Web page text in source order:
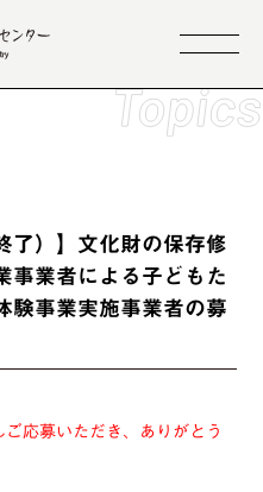
了）】文化財の保存修
事業者による子どもた
験事業実施事業者の募
ご応募いただき、ありがとう